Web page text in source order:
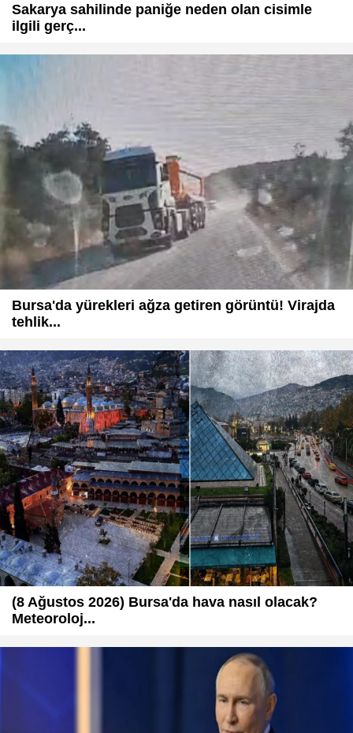
Sakarya sahilinde paniğe neden olan cisimle
ilgili gerç...
Bursa'da yürekleri ağza getiren görüntü! Virajda
tehlik...
(8 Ağustos 2026) Bursa'da hava nasıl olacak?
Meteoroloj...